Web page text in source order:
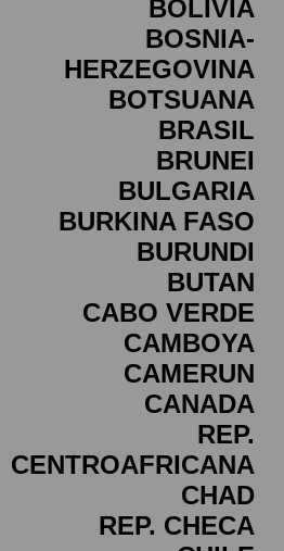
BOLIVIA
BOSNIA-
HERZEGOVINA
BOTSUANA
BRASIL
BRUNEI
BULGARIA
BURKINA FASO
BURUNDI
BUTAN
CABO VERDE
CAMBOYA
CAMERUN
CANADA
REP.
CENTROAFRICANA
CHAD
REP. CHECA